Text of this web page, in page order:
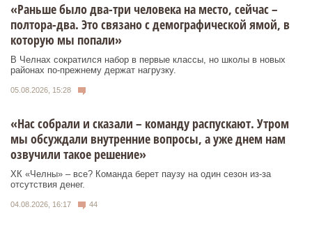
«Раньше было два-три человека на место, сейчас –
полтора-два. Это связано с демографической ямой, в
которую мы попали»
В Челнах сократился набор в первые классы, но школы в новых
районах по-прежнему держат нагрузку.
05.08.2026, 15:28
«Нас собрали и сказали – команду распускают. Утром
мы обсуждали внутренние вопросы, а уже днем нам
озвучили такое решение»
ХК «Челны» – все? Команда берет паузу на один сезон из-за
отсутствия денег.
04.08.2026, 16:17 44